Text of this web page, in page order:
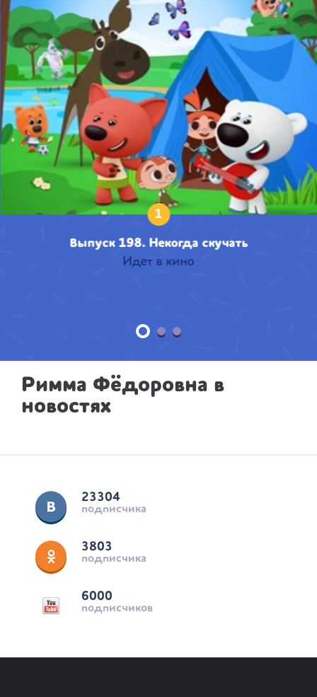
1
Выпуск 198. Некогда скучать
Идет в кино
Римма Фёдоровна в
новостях
23304
подписчика
3803
подписчика
6000
подписчиков